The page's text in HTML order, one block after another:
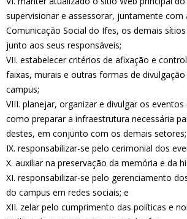
supervisionar e assessorar, juntamente com
Comunicação Social do Ifes, os demais
junto aos seus responsáveis;
VII. estabelecer critérios de afixação e
faixas, murais e outras formas de
campus;
VIII. planejar, organizar e divulgar os
como preparar a infraestrutura necessária
destes, em conjunto com os demais setores;
IX. responsabilizar-se pelo cerimonial dos
X. auxiliar na preservação da memória e da
XI. responsabilizar-se pelo gerenciamento
do campus em redes sociais; e
XII. zelar pelo cumprimento das políticas e